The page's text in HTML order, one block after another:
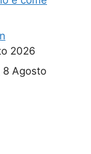
2026
8 Agosto